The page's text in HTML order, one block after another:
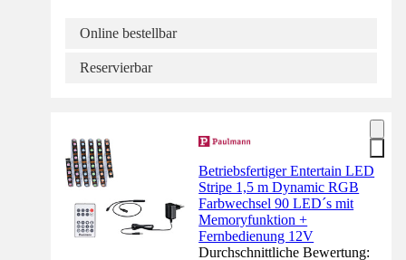
Online bestellbar
Reservierbar
Betriebsfertiger Entertain LED
Stripe 1,5 m Dynamic RGB
Farbwechsel 90 LED´s mit
Memoryfunktion +
Fernbedienung 12V
Durchschnittliche Bewertung: